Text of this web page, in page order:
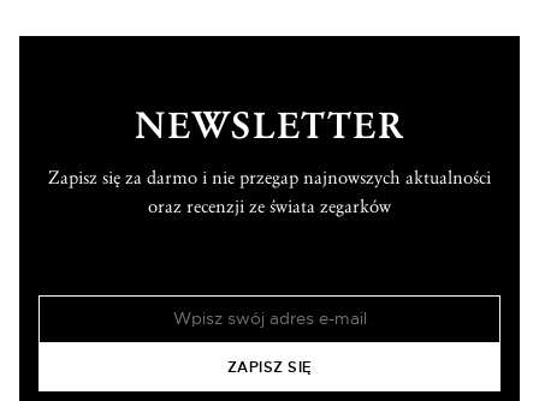
NEWSLETTER
Zapisz się za darmo i nie przegap najnowszych aktualności
oraz recenzji ze świata zegarków